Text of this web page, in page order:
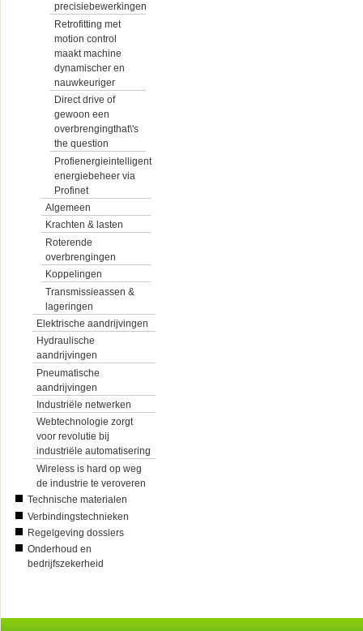
precisiebewerkingen
Retrofitting met
motion control
maakt machine
dynamischer en
nauwkeuriger
Direct drive of
gewoon een
overbrengingthat\'s
the question
Profienergieintelligent
energiebeheer via
Profinet
Algemeen
Krachten & lasten
Roterende
overbrengingen
Koppelingen
Transmissieassen &
lageringen
Elektrische aandrijvingen
Hydraulische
aandrijvingen
Pneumatische
aandrijvingen
Industriële netwerken
Webtechnologie zorgt
voor revolutie bij
industriële automatisering
Wireless is hard op weg
de industrie te veroveren
Technische materialen
Verbindingstechnieken
Regelgeving dossiers
Onderhoud en
bedrijfszekerheid